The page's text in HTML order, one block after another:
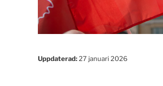
Uppdaterad:27 januari 2026